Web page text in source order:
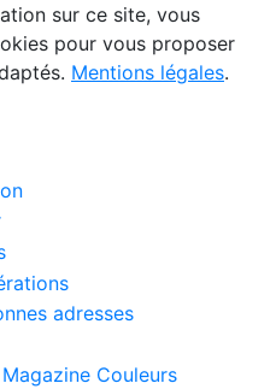
sur ce site, vous
pour vous proposer
Mentions légales.
adresses
Magazine Couleurs